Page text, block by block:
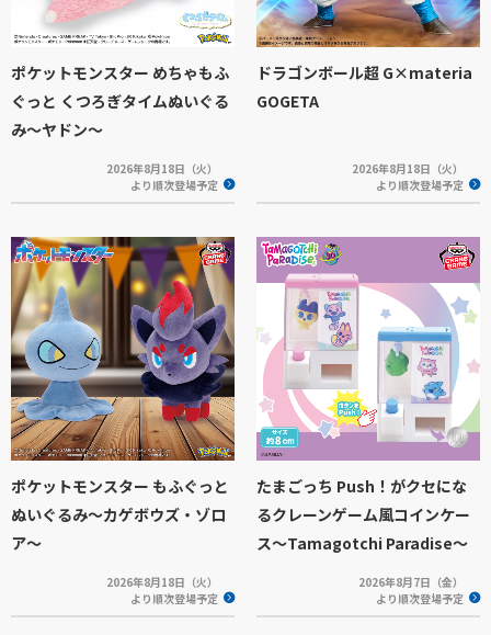
ポケットモンスター めちゃもふ
ぐっと くつろぎタイムぬいぐる
み～ヤドン～
2026年8月18日（火）
より順次登場予定
ドラゴンボール超 G×materia
GOGETA
2026年8月18日（火）
より順次登場予定
ポケットモンスター もふぐっと
ぬいぐるみ～カゲボウズ・ゾロ
ア～
2026年8月18日（火）
より順次登場予定
たまごっち Push！がクセにな
るクレーンゲーム風コインケー
ス～Tamagotchi Paradise～
2026年8月7日（金）
より順次登場予定